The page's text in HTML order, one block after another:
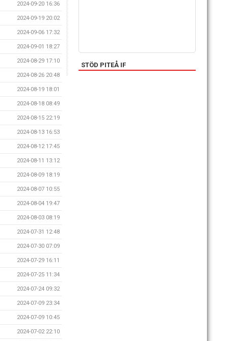
2024-09-20 16:36
2024-09-19 20:02
2024-09-06 17:32
2024-09-01 18:27
2024-08-29 17:10
2024-08-26 20:48
2024-08-19 18:01
2024-08-18 08:49
2024-08-15 22:19
2024-08-13 16:53
2024-08-12 17:45
2024-08-11 13:12
2024-08-09 18:19
2024-08-07 10:55
2024-08-04 19:47
2024-08-03 08:19
2024-07-31 12:48
2024-07-30 07:09
2024-07-29 16:11
2024-07-25 11:34
2024-07-24 09:32
2024-07-09 23:34
2024-07-09 10:45
2024-07-02 22:10
STÖD PITEÅ IF